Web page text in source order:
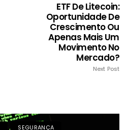
ETF De Litecoin:
Oportunidade De
Crescimento Ou
Apenas Mais Um
Movimento No
Mercado?
Next Post
SEGURANÇA